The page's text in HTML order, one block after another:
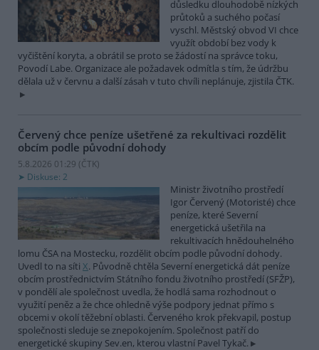
důsledku dlouhodobě nízkých
průtoků a suchého počasí
vyschl. Městský obvod VI chce
využít období bez vody k
vyčištění koryta, a obrátil se proto se žádostí na správce toku,
Povodí Labe. Organizace ale požadavek odmítla s tím, že údržbu
dělala už v červnu a další zásah v tuto chvíli neplánuje, zjistila ČTK.
Červený chce peníze ušetřené za rekultivaci rozdělit
obcím podle původní dohody
5.8.2026 01:29 (ČTK)
Diskuse: 2
Ministr životního prostředí
Igor Červený (Motoristé) chce
peníze, které Severní
energetická ušetřila na
rekultivacích hnědouhelného
lomu ČSA na Mostecku, rozdělit obcím podle původní dohody.
Uvedl to na síti X. Původně chtěla Severní energetická dát peníze
obcím prostřednictvím Státního fondu životního prostředí (SFŽP),
v pondělí ale společnost uvedla, že hodlá sama rozhodnout o
využití peněz a že chce ohledně výše podpory jednat přímo s
obcemi v okolí těžební oblasti. Červeného krok překvapil, postup
společnosti sleduje se znepokojením. Společnost patří do
energetické skupiny Sev.en, kterou vlastní Pavel Tykač.